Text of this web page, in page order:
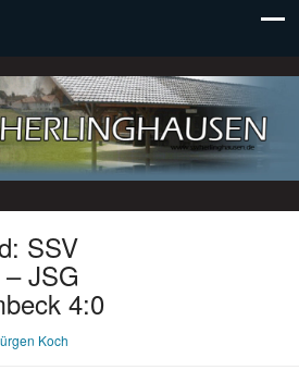
e. V.
SSV
JSG
4:0
Koch